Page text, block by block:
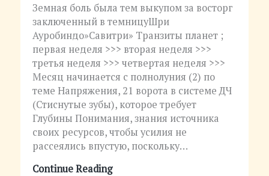
Земная боль была тем выкупом за восторг
заключенный в темницуШри
Ауробиндо»Савитри» Транзиты планет ;
первая неделя >>> вторая неделя >>>
третья неделя >>> четвертая неделя >>>
Месяц начинается с полнолуния (2) по
теме Напряжения, 21 ворота в системе ДЧ
(Стиснутые зубы), которое требует
Глубины Понимания, знания источника
своих ресурсов, чтобы усилия не
рассеялись впустую, поскольку…
Continue Reading